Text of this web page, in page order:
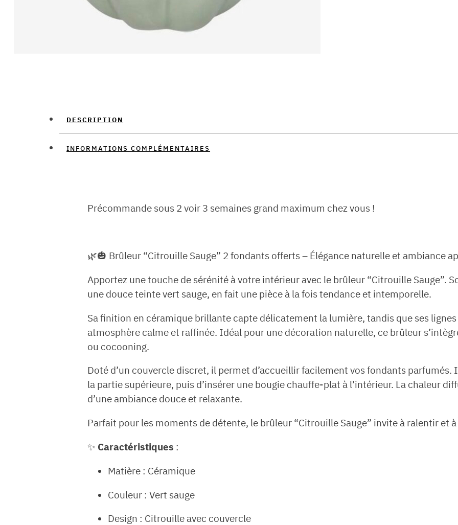
DESCRIPTION
INFORMATIONS COMPLÉMENTAIRES
Précommande sous 2 voir 3 semaines grand maximum chez vous !
🌿🎃 Brûleur “Citrouille Sauge” 2 fondants offerts – Élégance naturelle et ambiance
Apportez une touche de sérénité à votre intérieur avec le brûleur “Citrouille Sauge”.
une douce teinte vert sauge, en fait une pièce à la fois tendance et intemporelle.
Sa finition en céramique brillante capte délicatement la lumière, tandis que ses
atmosphère calme et raffinée. Idéal pour une décoration naturelle, ce brûleur
ou cocooning.
Doté d’un couvercle discret, il permet d’accueillir facilement vos fondants
la partie supérieure, puis d’insérer une bougie chauffe-plat à l’intérieur. La chaleur
d’une ambiance douce et relaxante.
Parfait pour les moments de détente, le brûleur “Citrouille Sauge” invite à ralentir et
✨ Caractéristiques :
Matière : Céramique
Couleur : Vert sauge
Design : Citrouille avec couvercle